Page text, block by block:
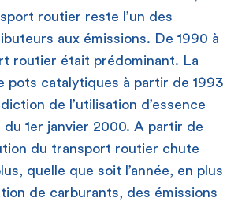
routier reste l’un des
aux émissions. De 1990 à
routier était prédominant. La
pots catalytiques à partir de 1993
de l’utilisation d’essence
du 1er janvier 2000. A partir de
du transport routier chute
quelle que soit l’année, en plus
de carburants, des émissions